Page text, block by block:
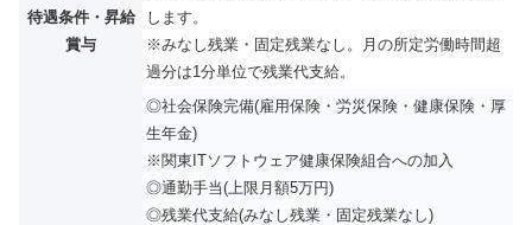
待遇条件・昇給
賞与
します。
※みなし残業・固定残業なし。月の所定労働時間超
過分は1分単位で残業代支給。
◎社会保険完備(雇用保険・労災保険・健康保険・厚
生年金)
※関東ITソフトウェア健康保険組合への加入
◎通勤手当(上限月額5万円)
◎残業代支給(みなし残業・固定残業なし)